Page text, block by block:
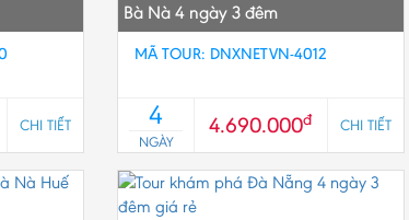
CHI TIẾT
Bà Nà 4 ngày 3 đêm
MÃ TOUR: DNXNETVN-4012
4
NGÀY
4.690.000đ CHI TIẾT